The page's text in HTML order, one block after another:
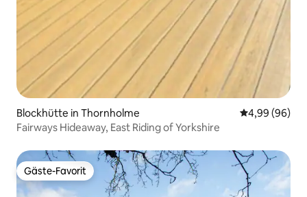
Blockhütte in Thornholme
4,99 (96)
Fairways Hideaway, East Riding of Yorkshire
Gäste-Favorit
Gäste-Favorit